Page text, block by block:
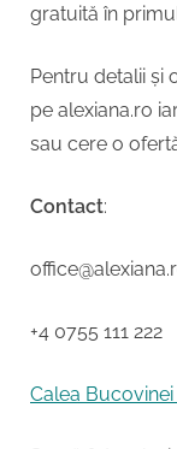
gratuită în
Pentru detalii și
pe alexiana.ro
sau cere o
Contact:
+4 0755 111 222
Calea